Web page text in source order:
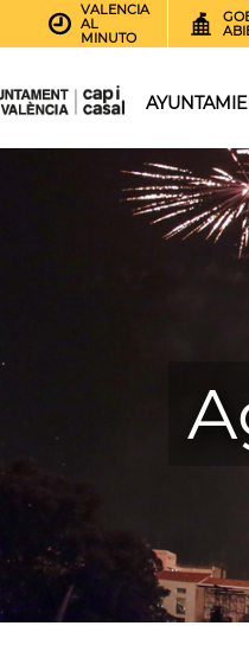
VALENCIA
AL
MINUTO